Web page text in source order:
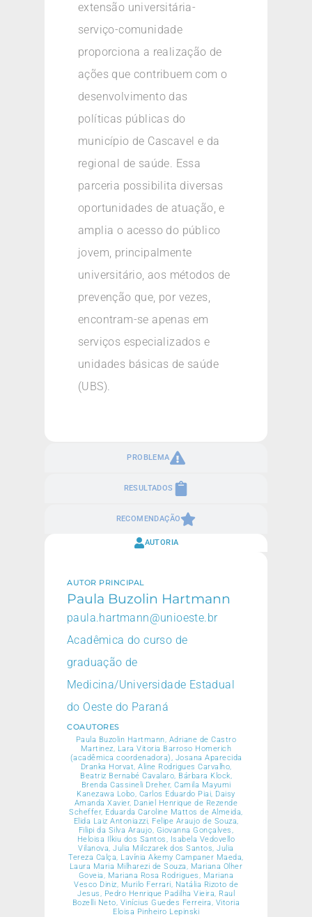
PROBLEMA
RESULTADOS
RECOMENDAÇÃO
extensão universitária-
serviço-comunidade
proporciona a realização de
ações que contribuem com o
desenvolvimento das
políticas públicas do
município de Cascavel e da
regional de saúde. Essa
parceria possibilita diversas
oportunidades de atuação, e
amplia o acesso do público
jovem, principalmente
universitário, aos métodos de
prevenção que, por vezes,
encontram-se apenas em
serviços especializados e
unidades básicas de saúde
(UBS).
AUTORIA
AUTOR PRINCIPAL
Paula Buzolin Hartmann
paula.hartmann@unioeste.br
Acadêmica do curso de
graduação de
Medicina/Universidade Estadual
do Oeste do Paraná
COAUTORES
Paula Buzolin Hartmann, Adriane de Castro
Martinez, Lara Vitoria Barroso Homerich
(acadêmica coordenadora), Josana Aparecida
Dranka Horvat, Aline Rodrigues Carvalho,
Beatriz Bernabé Cavalaro, Bárbara Klock,
Brenda Cassineli Dreher, Camila Mayumi
Kanezawa Lobo, Carlos Eduardo Piai, Daisy
Amanda Xavier, Daniel Henrique de Rezende
Scheffer, Eduarda Caroline Mattos de Almeida,
Elida Laiz Antoniazzi, Felipe Araujo de Souza,
Filipi da Silva Araujo, Giovanna Gonçalves,
Heloisa Ilkiu dos Santos, Isabela Vedovello
Vilanova, Julia Milczarek dos Santos, Julia
Tereza Calça, Lavínia Akemy Campaner Maeda,
Laura Maria Milharezi de Souza, Mariana Olher
Goveia, Mariana Rosa Rodrigues, Mariana
Vesco Diniz, Murilo Ferrari, Natália Rizoto de
Jesus, Pedro Henrique Padilha Vieira, Raul
Bozelli Neto, Vinícius Guedes Ferreira, Vitoria
Eloisa Pinheiro Lepinski